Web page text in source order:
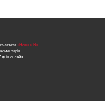
газета«Новини N»
днів онлайн.